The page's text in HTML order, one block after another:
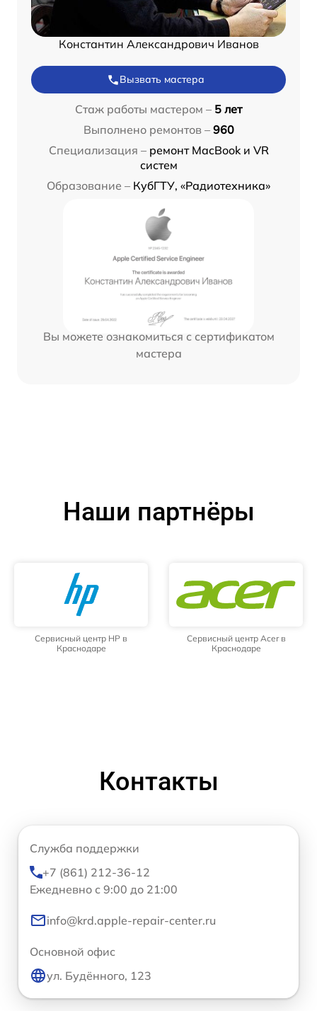
Константин Александрович Иванов
Вызвать мастера
Стаж работы мастером – 5 лет
Выполнено ремонтов – 960
Специализация – ремонт MacBook и VR
систем
Образование – КубГТУ, «Радиотехника»
Вы можете ознакомиться с сертификатом
мастера
Наши партнёры
Сервисный центр HP в
Краснодаре
Сервисный центр Acer в
Краснодаре
Контакты
Служба поддержки
+7 (861) 212-36-12
Ежедневно с 9:00 до 21:00
info@krd.apple-repair-center.ru
Основной офис
ул. Будённого, 123